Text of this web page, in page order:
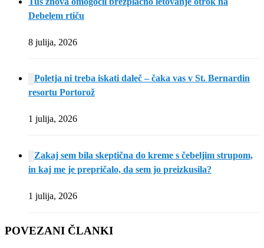
Debelem rtiču
8 julija, 2026
Poletja ni treba iskati daleč – čaka vas v St. Bernardin
resortu Portorož
1 julija, 2026
Zakaj sem bila skeptična do kreme s čebeljim strupom,
in kaj me je prepričalo, da sem jo preizkusila?
1 julija, 2026
POVEZANI ČLANKI